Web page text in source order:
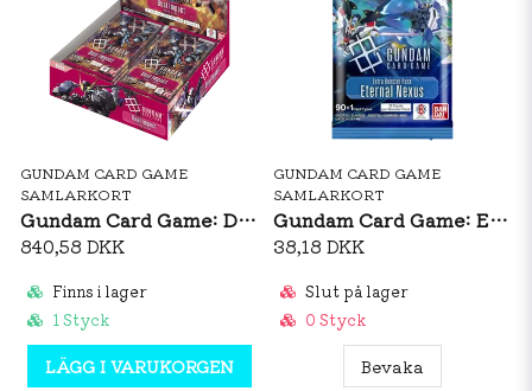
GUNDAM CARD GAME
SAMLARKORT
Gundam Card Game: Dual Impact GD02 Booster Box
840,58 DKK
Finns i lager
1 Styck
LÄGG I VARUKORGEN
GUNDAM CARD GAME
SAMLARKORT
Gundam Card Game: Eternal Nexus EB01 Booster Pack
38,18 DKK
Slut på lager
0 Styck
Bevaka